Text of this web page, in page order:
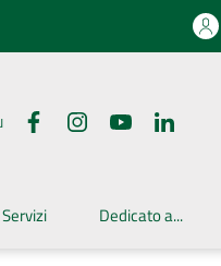
Dedicato a...